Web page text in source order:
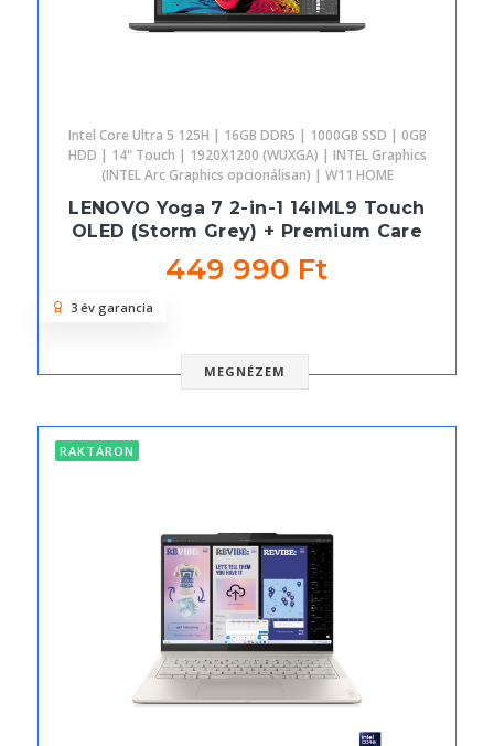
Intel Core Ultra 5 125H | 16GB DDR5 | 1000GB SSD | 0GB
HDD | 14" Touch | 1920X1200 (WUXGA) | INTEL Graphics
(INTEL Arc Graphics opcionálisan) | W11 HOME
LENOVO Yoga 7 2-in-1 14IML9 Touch
OLED (Storm Grey) + Premium Care
449 990 Ft
MEGNÉZEM
3 év garancia
RAKTÁRON